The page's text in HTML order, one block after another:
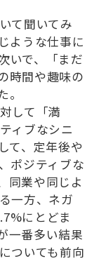
て聞いてみ
ような仕事に
いで、「まだ
時間や趣味の
して「満
ィブなシニ
て、定年後や
ポジティブな
同業や同じよ
一方、ネガ
にとどま
一番多い結果
ついても前向